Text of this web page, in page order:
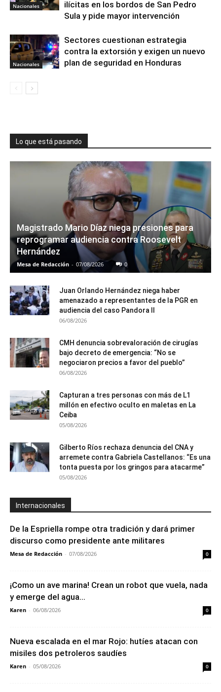
Nacionales
ilícitas en los bordos de San Pedro
Sula y pide mayor intervención
Nacionales
Sectores cuestionan estrategia
contra la extorsión y exigen un nuevo
plan de seguridad en Honduras
Lo que está pasando
Magistrado Mario Díaz niega presiones para
reprogramar audiencia contra Roosevelt
Hernández
Mesa de Redacción - 07/08/2026 0
Juan Orlando Hernández niega haber
amenazado a representantes de la PGR en
audiencia del caso Pandora II
06/08/2026
CMH denuncia sobrevaloración de cirugías
bajo decreto de emergencia: “No se
negociaron precios a favor del pueblo”
06/08/2026
Capturan a tres personas con más de L1
millón en efectivo oculto en maletas en La
Ceiba
05/08/2026
Gilberto Ríos rechaza denuncia del CNA y
arremete contra Gabriela Castellanos: “Es una
tonta puesta por los gringos para atacarme”
05/08/2026
Internacionales
De la Espriella rompe otra tradición y dará primer
discurso como presidente ante militares
Mesa de Redacción - 07/08/2026 0
¡Como un ave marina! Crean un robot que vuela, nada
y emerge del agua...
Karen - 06/08/2026 0
Nueva escalada en el mar Rojo: hutíes atacan con
misiles dos petroleros saudíes
Karen - 05/08/2026 0